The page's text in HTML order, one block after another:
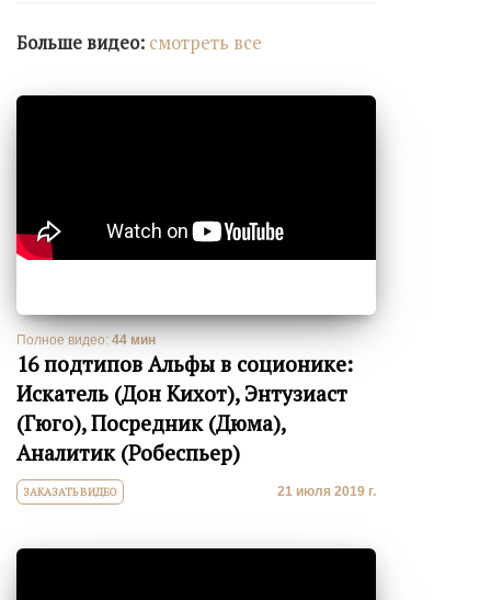
Больше видео: cмотреть все
Полное видео: 44 мин
16 подтипов Альфы в соционике:
Искатель (Дон Кихот), Энтузиаст
(Гюго), Посредник (Дюма),
Аналитик (Робеспьер)
ЗАКАЗАТЬ ВИДЕО 21 июля 2019 г.